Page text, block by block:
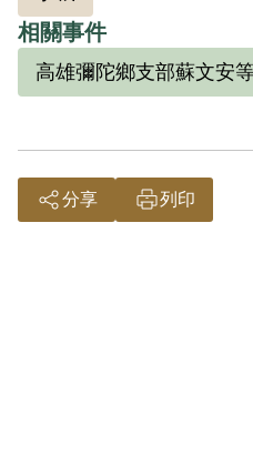
李裁、馬昆泰等3人
料，僅有被告之供
符，且就其等參加
織性質並未再予調查
2018年12月經促轉會
相關事件
高雄彌陀鄉支部蘇文安
分享 列印